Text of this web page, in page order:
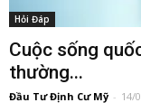
Hỏi Đáp
Cuộc sống
thường...
Đầu Tư Định Cư Mỹ - 14/